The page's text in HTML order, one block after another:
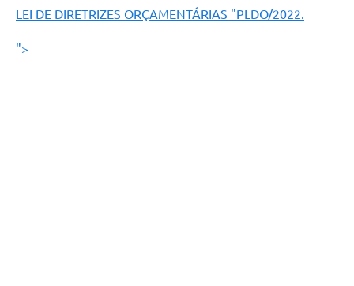
LEI DE DIRETRIZES ORÇAMENTÁRIAS "PLDO/2022.
">